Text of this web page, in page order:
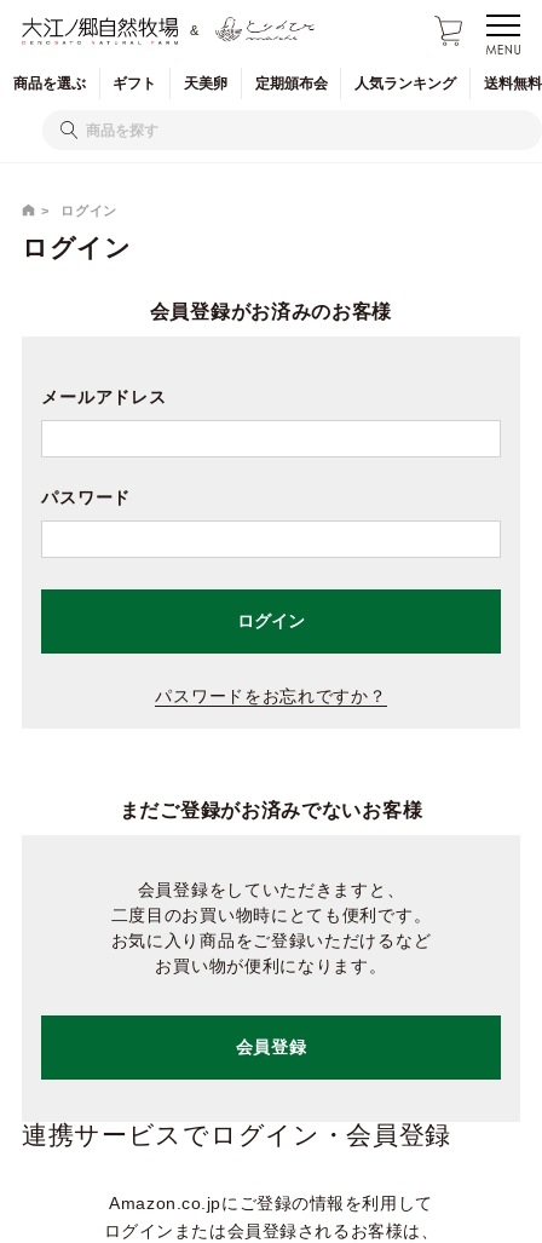
&
商品を選ぶ ギフト 天美卵 定期頒布会 人気ランキング 送料無
ログイン
ログイン
会員登録がお済みのお客様
メールアドレス
パスワード
ログイン
パスワードをお忘れですか？
まだご登録がお済みでないお客様
会員登録をしていただきますと、
二度目のお買い物時にとても便利です。
お気に入り商品をご登録いただけるなど
お買い物が便利になります。
会員登録
連携サービスでログイン・会員登録
Amazon.co.jpにご登録の情報を利用して
ログインまたは会員登録されるお客様は、